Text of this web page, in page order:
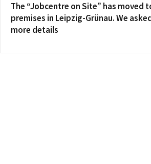
The “Jobcentre on Site” has moved
premises in Leipzig-Grünau. We
more details